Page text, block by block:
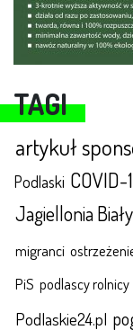
TAGI
artykuł
Podlaski COVID-
Jagiellonia
migranci
PiS podlascy rolnicy
Podlaskie24.pl